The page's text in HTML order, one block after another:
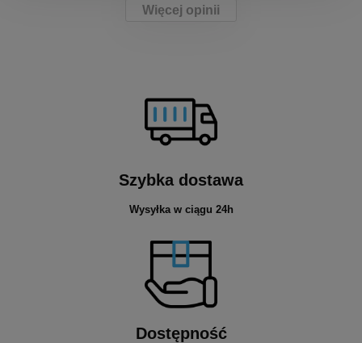
Więcej opinii
Szybka dostawa
Wysyłka w ciągu 24h
Dostępność